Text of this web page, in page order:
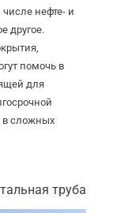
нефте- и
другое.
помочь в
для
в сложных
труба